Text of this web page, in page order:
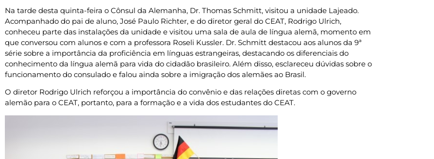
Na tarde desta quinta-feira o Cônsul da Alemanha, Dr. Thomas Schmitt, visitou a unidade Lajeado.
Acompanhado do pai de aluno, José Paulo Richter, e do diretor geral do CEAT, Rodrigo Ulrich,
conheceu parte das instalações da unidade e visitou uma sala de aula de língua alemã, momento em
que conversou com alunos e com a professora Roseli Kussler. Dr. Schmitt destacou aos alunos da 9ª
série sobre a importância da proficiência em línguas estrangeiras, destacando os diferenciais do
conhecimento da língua alemã para vida do cidadão brasileiro. Além disso, esclareceu dúvidas sobre o
funcionamento do consulado e falou ainda sobre a imigração dos alemães ao Brasil.
O diretor Rodrigo Ulrich reforçou a importância do convênio e das relações diretas com o governo
alemão para o CEAT, portanto, para a formação e a vida dos estudantes do CEAT.